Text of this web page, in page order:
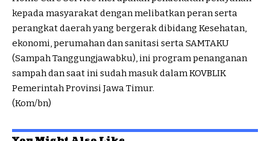
kepada masyarakat dengan melibatkan peran serta
perangkat daerah yang bergerak dibidang Kesehatan,
ekonomi, perumahan dan sanitasi serta SAMTAKU
(Sampah Tanggungjawabku), ini program penanganan
sampah dan saat ini sudah masuk dalam KOVBLIK
Pemerintah Provinsi Jawa Timur.
(Kom/bn)